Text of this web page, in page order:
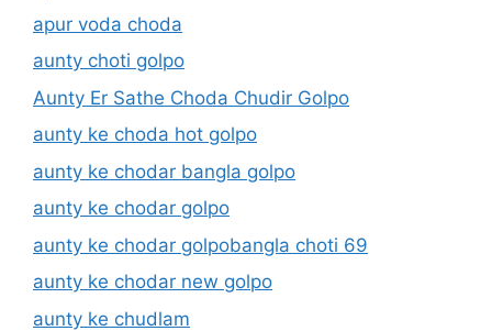
apur voda choda
aunty choti golpo
Aunty Er Sathe Choda Chudir Golpo
aunty ke choda hot golpo
aunty ke chodar bangla golpo
aunty ke chodar golpo
aunty ke chodar golpobangla choti 69
aunty ke chodar new golpo
aunty ke chudlam